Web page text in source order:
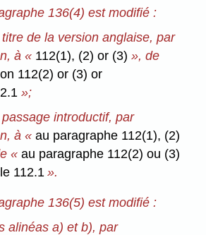
136(4) est modifié :
de la version anglaise, par
à « 112(1), (2) or (3)», de
112(2) or (3) or
»;
introductif, par
à « au paragraphe 112(1), (2)
«au paragraphe 112(2) ou (3)
112.1 ».
136(5) est modifié :
alinéas a) et b), par